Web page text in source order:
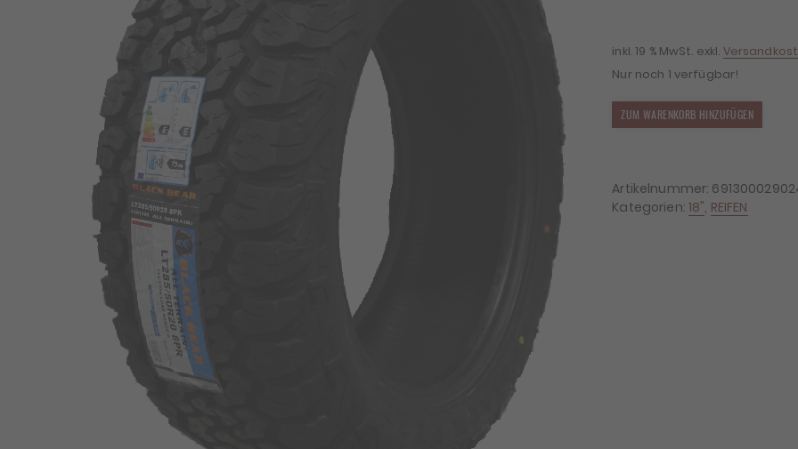
inkl. 19 % MwSt. exkl.
Nur noch 1 verfügbar!
4x
Reifen
AT2
265/60/18
ZUM WARENKORB HINZUFÜGEN
Artikelnummer:
Kategorien: 18", REIFEN